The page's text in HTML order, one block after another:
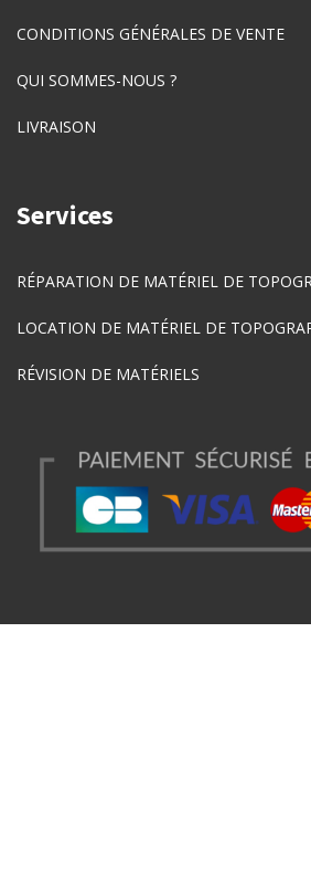
CONDITIONS GÉNÉRALES DE VENTE
QUI SOMMES-NOUS ?
LIVRAISON
Services
RÉPARATION DE MATÉRIEL DE
LOCATION DE MATÉRIEL DE
RÉVISION DE MATÉRIELS